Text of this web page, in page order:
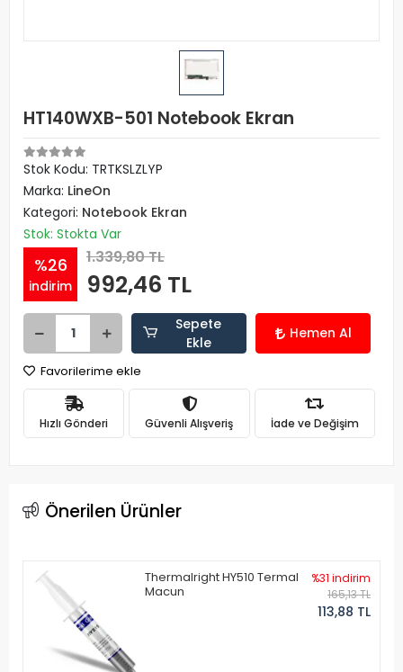
HT140WXB-501 Notebook Ekran
Stok Kodu: TRTKSLZLYP
Marka: LineOn
Kategori: Notebook Ekran
Stok: Stokta Var
%26
indirim
1.339,80 TL
992,46 TL
Sepete
Ekle
Hemen Al
Favorilerime ekle
Hızlı Gönderi Güvenli Alışveriş İade ve Değişim
Önerilen Ürünler
Thermalright HY510 Termal
Macun
%31 indirim
165,13 TL
113,88 TL